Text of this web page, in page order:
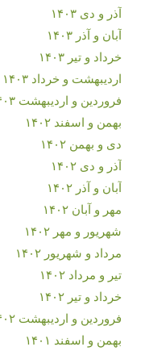
آذر و دی ۱۴۰۳
آبان و آذر ۱۴۰۳
خرداد و تیر ۱۴۰۳
اردیبهشت و خرداد ۱۴۰۳
فروردین و اردیبهشت ۱۴۰۳
بهمن و اسفند ۱۴۰۲
دی و بهمن ۱۴۰۲
آذر و دی ۱۴۰۲
آبان و آذر ۱۴۰۲
مهر و آبان ۱۴۰۲
شهریور و مهر ۱۴۰۲
مرداد و شهریور ۱۴۰۲
تیر و مرداد ۱۴۰۲
خرداد و تیر ۱۴۰۲
فروردین و اردیبهشت ۱۴۰۲
بهمن و اسفند ۱۴۰۱